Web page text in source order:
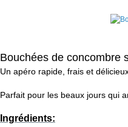
Bouchées de concombre
Un apéro rapide, frais et
Parfait pour les beaux jours qui
Ingrédients: